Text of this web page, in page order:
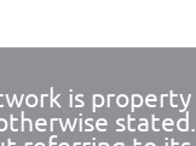
is property